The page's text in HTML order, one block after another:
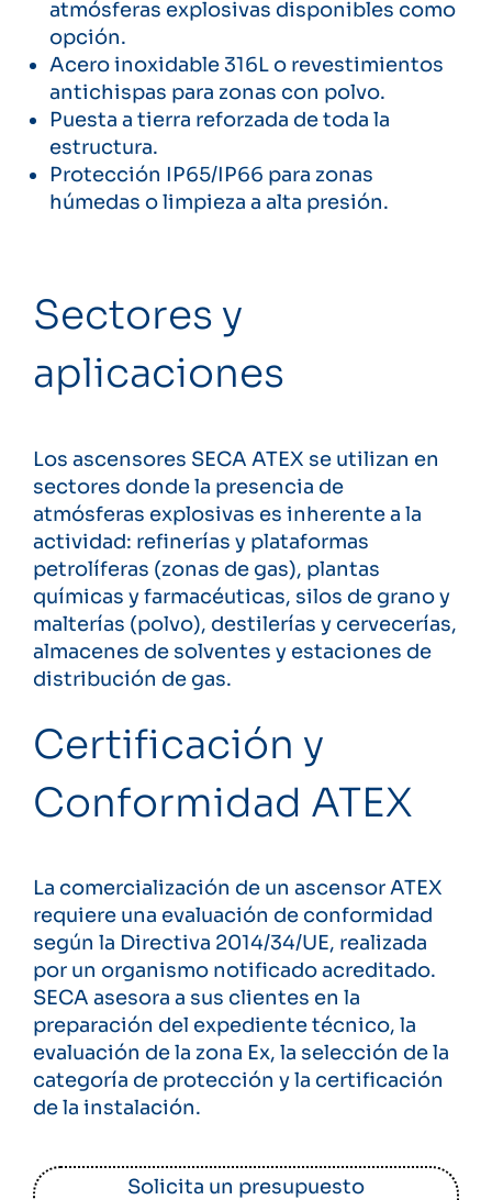
atmósferas explosivas disponibles como
opción.
Acero inoxidable 316L o revestimientos
antichispas para zonas con polvo.
Puesta a tierra reforzada de toda la
estructura.
Protección IP65/IP66 para zonas
húmedas o limpieza a alta presión.
Sectores y
aplicaciones
Los ascensores SECA ATEX se utilizan en
sectores donde la presencia de
atmósferas explosivas es inherente a la
actividad: refinerías y plataformas
petrolíferas (zonas de gas), plantas
químicas y farmacéuticas, silos de grano y
malterías (polvo), destilerías y cervecerías,
almacenes de solventes y estaciones de
distribución de gas.
Certificación y
Conformidad ATEX
La comercialización de un ascensor ATEX
requiere una evaluación de conformidad
según la Directiva 2014/34/UE, realizada
por un organismo notificado acreditado.
SECA asesora a sus clientes en la
preparación del expediente técnico, la
evaluación de la zona Ex, la selección de la
categoría de protección y la certificación
de la instalación.
Solicita un presupuesto